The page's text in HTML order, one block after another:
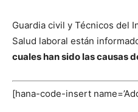
Guardia civil y Técnicos del
Salud laboral están
cuales han sido las causas
[hana-code-insert